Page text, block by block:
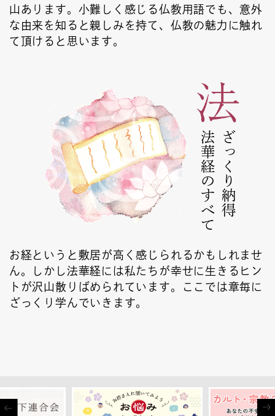
山あります。小難しく感じる仏教用語でも、意外
な由来を知ると親しみを持て、仏教の魅力に触れ
て頂けると思います。
ざっくり納得
法華経のすべて
お経というと敷居が高く感じられるかもしれませ
ん。しかし法華経には私たちが幸せに生きるヒン
トが沢山散りばめられています。ここでは章毎に
ざっくり学んでいきます。